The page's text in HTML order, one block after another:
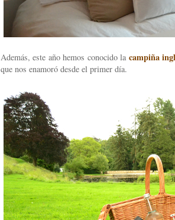
Además, este año hemos conocido la campiña
que nos enamoró desde el primer día.